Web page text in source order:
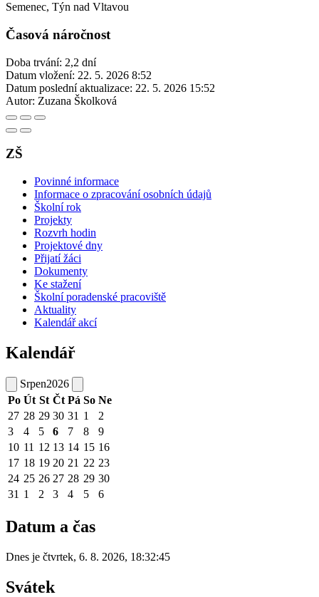
Semenec, Týn nad Vltavou
Časová náročnost
Doba trvání: 2,2 dní
Datum vložení: 22. 5. 2026 8:52
Datum poslední aktualizace: 22. 5. 2026 15:52
Autor: Zuzana Školková
ZŠ
Povinné informace
Informace o zpracování osobních údajů
Školní rok
Projekty
Rozvrh hodin
Projektové dny
Přijatí žáci
Dokumenty
Ke stažení
Školní poradenské pracoviště
Aktuality
Kalendář akcí
Kalendář
Srpen2026
Po Út St Čt Pá So Ne
27 28 29 30 31 1
2
3
4 5 6 7 8
9
10 11 12 13 14 15 16
17 18 19 20 21 22 23
24 25 26 27 28 29 30
31 1 2 3 4 5 6
Datum a čas
Dnes je čtvrtek, 6. 8. 2026, 18:32:45
Svátek